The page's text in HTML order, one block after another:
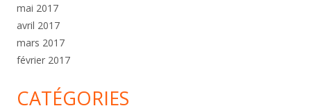
mai 2017
avril 2017
mars 2017
février 2017
CATÉGORIES